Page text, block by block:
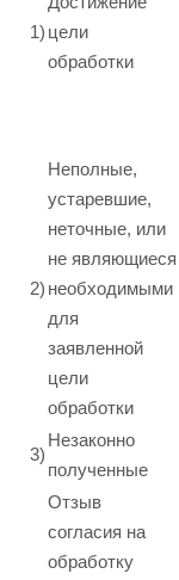
1) цели
обработки
2)
Неполные,
устаревшие,
неточные, или
не являющиеся
необходимыми
для
заявленной
цели
обработки
3)
Незаконно
полученные
Отзыв
согласия на
обработку